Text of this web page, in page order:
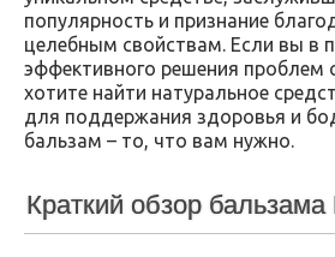
популярность и признание
целебным свойствам. Если вы в
эффективного решения проблем
хотите найти натуральное
для поддержания здоровья и
бальзам – то, что вам нужно.
Краткий обзор